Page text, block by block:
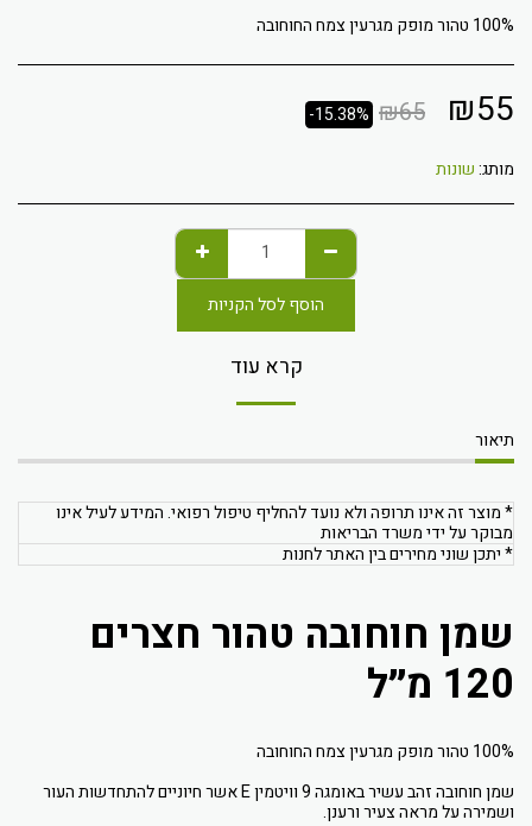
100% טהור מופק מגרעין צמח החוחובה
₪55
₪65
-15.38%
מותג:שונות
הוסף לסל הקניות
קרא עוד
תיאור
* מוצר זה אינו תרופה ולא נועד להחליף טיפול רפואי. המידע לעיל אינו
מבוקר על ידי משרד הבריאות
* יתכן שוני מחירים בין האתר לחנות
שמן חוחובה טהור חצרים
120 מ״ל
100% טהור מופק מגרעין צמח החוחובה
שמן חוחובה זהב עשיר באומגה 9 וויטמין E אשר חיוניים להתחדשות העור
ושמירה על מראה צעיר ורענן.